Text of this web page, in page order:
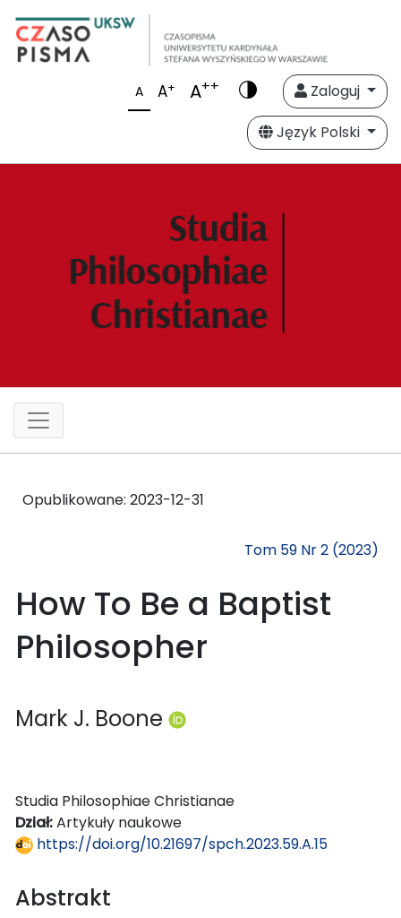
A A+ A++
Zaloguj
Język Polski
Opublikowane: 2023-12-31
Tom 59 Nr 2 (2023)
How To Be a Baptist
Philosopher
Mark J. Boone
Studia Philosophiae Christianae
Dział:Artykuły naukowe
https://doi.org/10.21697/spch.2023.59.A.15
Abstrakt